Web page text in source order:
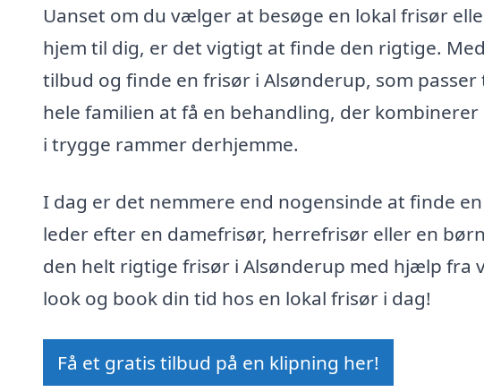
Uanset om du vælger at besøge en lokal frisør
hjem til dig, er det vigtigt at finde den rigtige.
tilbud og finde en frisør i Alsønderup, som
hele familien at få en behandling, der
i trygge rammer derhjemme.
I dag er det nemmere end nogensinde at finde
leder efter en damefrisør, herrefrisør eller en
den helt rigtige frisør i Alsønderup med hjælp fra
look og book din tid hos en lokal frisør i dag!
Få et gratis tilbud på en klipning her!